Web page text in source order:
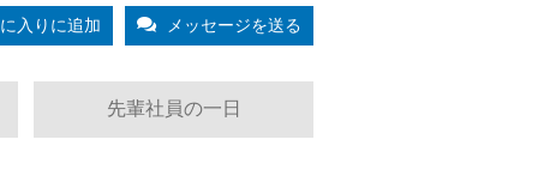
入りに追加 メッセージを送る
先輩社員の一日